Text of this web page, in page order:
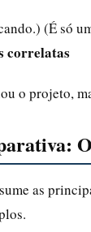
(É só
correlatas
o projeto,
as